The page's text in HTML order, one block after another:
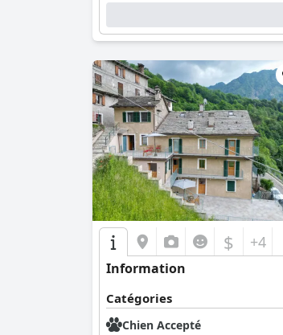
$ +4
Information
Catégories
Chien Accepté